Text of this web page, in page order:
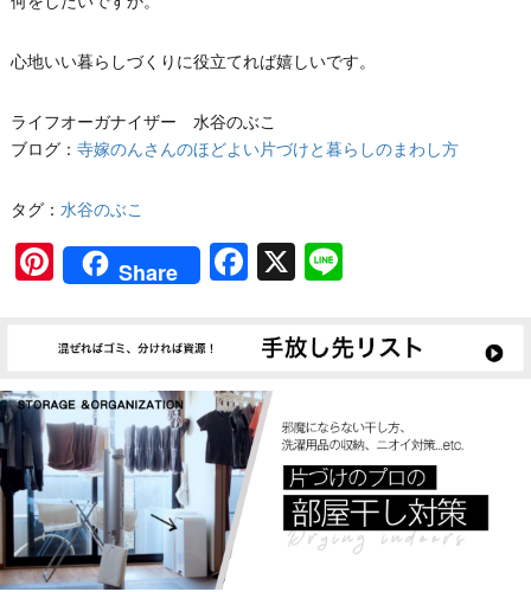
心地いい暮らしづくりに役立てれば嬉しいです。
ライフオーガナイザー 水谷のぶこ
ブログ： 寺嫁のんさんのほどよい片づけと暮らしのまわし方
タグ： 水谷のぶこ
Pinterest
Share Facebook
X